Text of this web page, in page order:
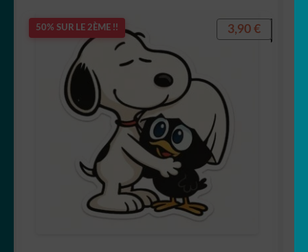
50% SUR LE 2ÈME !! 3,90 €